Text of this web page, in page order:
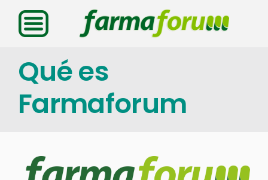
Saltar
contenido
Qué es
Farmaforum